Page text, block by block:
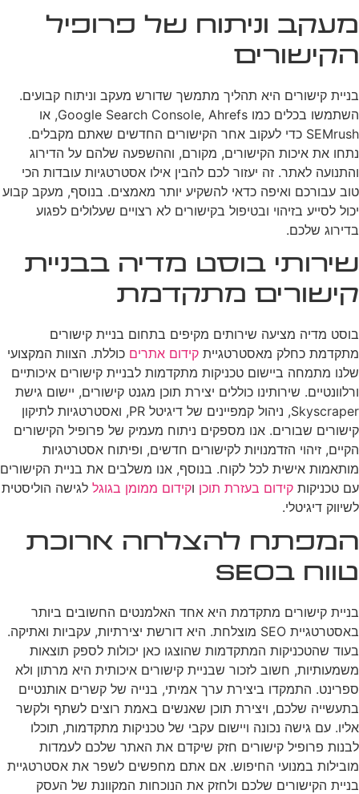
מעקב וניתוח של פרופיל
הקישורים
בניית קישורים היא תהליך מתמשך שדורש מעקב וניתוח קבועים.
השתמשו בכלים כמו Google Search Console, Ahrefs, או
SEMrush כדי לעקוב אחר הקישורים החדשים שאתם מקבלים.
נתחו את איכות הקישורים, מקורם, וההשפעה שלהם על הדירוג
והתנועה לאתר. זה יעזור לכם להבין אילו אסטרטגיות עובדות הכי
טוב עבורכם ואיפה כדאי להשקיע יותר מאמצים. בנוסף, מעקב קבוע
יכול לסייע בזיהוי ובטיפול בקישורים לא רצויים שעלולים לפגוע
בדירוג שלכם.
שירותי בוסט מדיה בבניית
קישורים מתקדמת
בוסט מדיה מציעה שירותים מקיפים בתחום בניית קישורים
מתקדמת כחלק מאסטרטגיית קידום אתרים כוללת. הצוות המקצועי
שלנו מתמחה ביישום טכניקות מתקדמות לבניית קישורים איכותיים
ורלוונטיים. שירותינו כוללים יצירת תוכן מגנט קישורים, יישום גישת
Skyscraper, ניהול קמפיינים של דיגיטל PR, ואסטרטגיות לתיקון
קישורים שבורים. אנו מספקים ניתוח מעמיק של פרופיל הקישורים
הקיים, זיהוי הזדמנויות לקישורים חדשים, ופיתוח אסטרטגיות
מותאמות אישית לכל לקוח. בנוסף, אנו משלבים את בניית הקישורים
עם טכניקות קידום בעזרת תוכן וקידום ממומן בגוגל לגישה הוליסטית
לשיווק דיגיטלי.
המפתח להצלחה ארוכת
טווח בSEO
בניית קישורים מתקדמת היא אחד האלמנטים החשובים ביותר
באסטרטגיית SEO מוצלחת. היא דורשת יצירתיות, עקביות ואתיקה.
בעוד שהטכניקות המתקדמות שהוצגו כאן יכולות לספק תוצאות
משמעותיות, חשוב לזכור שבניית קישורים איכותית היא מרתון ולא
ספרינט. התמקדו ביצירת ערך אמיתי, בנייה של קשרים אותנטיים
בתעשייה שלכם, ויצירת תוכן שאנשים באמת רוצים לשתף ולקשר
אליו. עם גישה נכונה ויישום עקבי של טכניקות מתקדמות, תוכלו
לבנות פרופיל קישורים חזק שיקדם את האתר שלכם לעמדות
מובילות במנועי החיפוש. אם אתם מחפשים לשפר את אסטרטגיית
בניית הקישורים שלכם ולחזק את הנוכחות המקוונת של העסק